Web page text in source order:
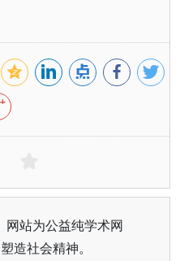
站为公益纯学术网
造社会精神。